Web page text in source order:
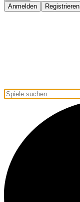
Anmelden
Registrieren